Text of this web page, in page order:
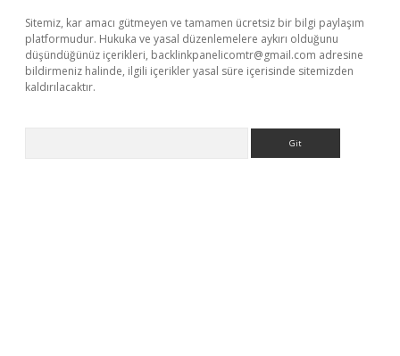
Sitemiz, kar amacı gütmeyen ve tamamen ücretsiz bir bilgi paylaşım
platformudur. Hukuka ve yasal düzenlemelere aykırı olduğunu
düşündüğünüz içerikleri, backlinkpanelicomtr@gmail.com adresine
bildirmeniz halinde, ilgili içerikler yasal süre içerisinde sitemizden
kaldırılacaktır.